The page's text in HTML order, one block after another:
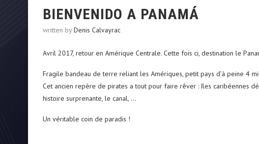
BIENVENIDO A PANAMÁ
written byDenis Calvayrac
Avril 2017, retour en Amérique Centrale. Cette fois ci, destination le
Fragile bandeau de terre reliant les Amériques, petit pays d’à peine 4
Cet ancien repère de pirates a tout pour faire rêver : îles caribéennes
histoire surprenante, le canal, …
Un véritable coin de paradis !